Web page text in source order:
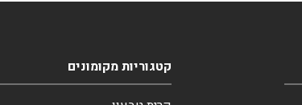
קטגוריות מקומונים